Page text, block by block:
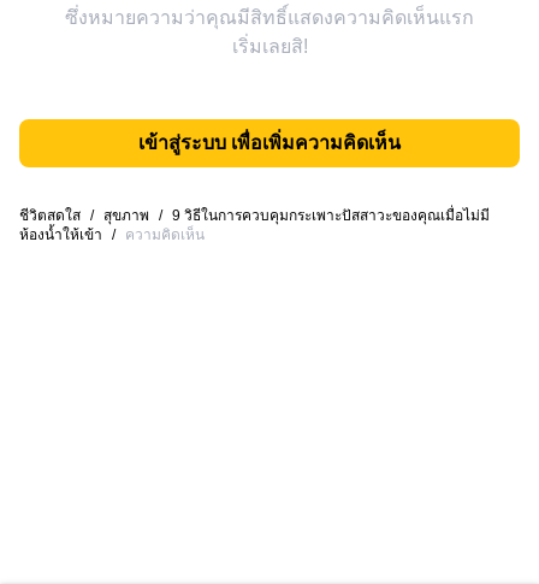
ซึ่งหมายความว่าคุณมีสิทธิ์แสดงความคิดเห็นแรก
เริ่มเลยสิ!
เข้าสู่ระบบ เพื่อเพิ่มความคิดเห็น
ชีวิตสดใส / สุขภาพ / 9 วิธีในการควบคุมกระเพาะปัสสาวะของคุณเมื่อไม่มี
ห้องน้ำให้เข้า
/ ความคิดเห็น